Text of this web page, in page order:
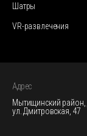
Шатры
VR-развлечения
Адрес
Мытищинский район,
ул. Дмитровская, 47